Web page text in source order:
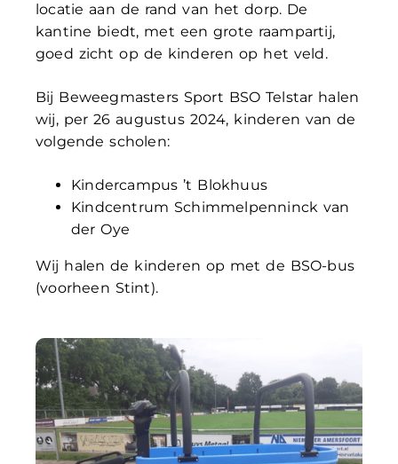
locatie aan de rand van het dorp. De
kantine biedt, met een grote raampartij,
goed zicht op de kinderen op het veld.
Bij Beweegmasters Sport BSO Telstar halen
wij, per 26 augustus 2024, kinderen van de
volgende scholen:
Kindercampus ’t Blokhuus
Kindcentrum Schimmelpenninck van
der Oye
Wij halen de kinderen op met de BSO-bus
(voorheen Stint).